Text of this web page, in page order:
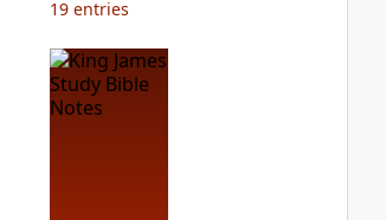
19 entries